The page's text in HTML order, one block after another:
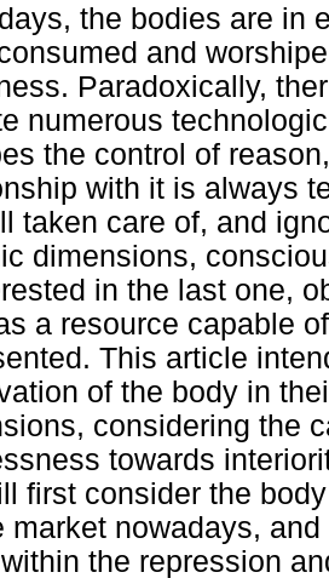
the bodies are in
and
Paradoxically,
numerous
the control of
with it is always
taken care of, and
dimensions,
in the last one,
a resource capable
This article
of the body in
considering the
towards
first consider the
market nowadays,
the repression